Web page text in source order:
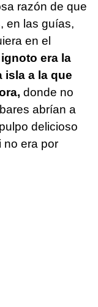
razón de que
en las guías,
en el
era la
isla a la que
donde no
abrían a
delicioso
no era por